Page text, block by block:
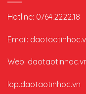
Hotline: 0764.2222.18
Email:
Web:
lop.daotaotinhoc.vn